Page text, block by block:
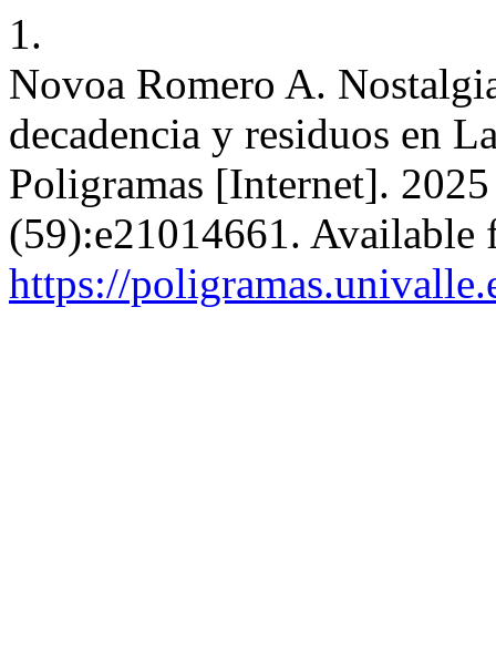
1.
Novoa Romero A.
decadencia y residuos en
Poligramas [Internet].
(59):e21014661. Available
https://